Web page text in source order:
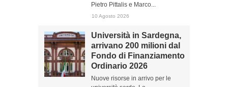
Pietro Pittalis e Marco...
10 Agosto 2026
Università in Sardegna,
arrivano 200 milioni dal
Fondo di Finanziamento
Ordinario 2026
Nuove risorse in arrivo per le